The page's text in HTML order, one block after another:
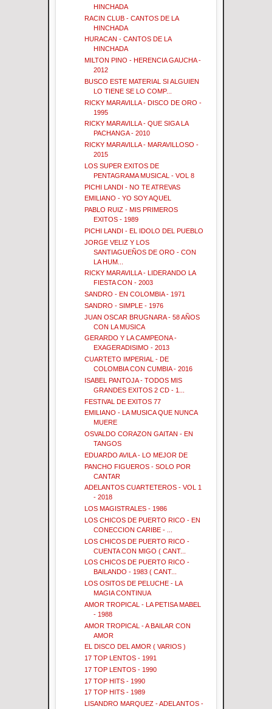
HINCHADA
RACIN CLUB - CANTOS DE LA
HINCHADA
HURACAN - CANTOS DE LA
HINCHADA
MILTON PINO - HERENCIA GAUCHA -
2012
BUSCO ESTE MATERIAL SI ALGUIEN
LO TIENE SE LO COMP...
RICKY MARAVILLA - DISCO DE ORO -
1995
RICKY MARAVILLA - QUE SIGA LA
PACHANGA - 2010
RICKY MARAVILLA - MARAVILLOSO -
2015
LOS SUPER EXITOS DE
PENTAGRAMA MUSICAL - VOL 8
PICHI LANDI - NO TE ATREVAS
EMILIANO - YO SOY AQUEL
PABLO RUIZ - MIS PRIMEROS
EXITOS - 1989
PICHI LANDI - EL IDOLO DEL PUEBLO
JORGE VELIZ Y LOS
SANTIAGUEÑOS DE ORO - CON
LA HUM...
RICKY MARAVILLA - LIDERANDO LA
FIESTA CON - 2003
SANDRO - EN COLOMBIA - 1971
SANDRO - SIMPLE - 1976
JUAN OSCAR BRUGNARA - 58 AÑOS
CON LA MUSICA
GERARDO Y LA CAMPEONA -
EXAGERADISIMO - 2013
CUARTETO IMPERIAL - DE
COLOMBIA CON CUMBIA - 2016
ISABEL PANTOJA - TODOS MIS
GRANDES EXITOS 2 CD - 1...
FESTIVAL DE EXITOS 77
EMILIANO - LA MUSICA QUE NUNCA
MUERE
OSVALDO CORAZON GAITAN - EN
TANGOS
EDUARDO AVILA - LO MEJOR DE
PANCHO FIGUEROS - SOLO POR
CANTAR
ADELANTOS CUARTETEROS - VOL 1
- 2018
LOS MAGISTRALES - 1986
LOS CHICOS DE PUERTO RICO - EN
CONECCION CARIBE - ...
LOS CHICOS DE PUERTO RICO -
CUENTA CON MIGO ( CANT...
LOS CHICOS DE PUERTO RICO -
BAILANDO - 1983 ( CANT...
LOS OSITOS DE PELUCHE - LA
MAGIA CONTINUA
AMOR TROPICAL - LA PETISA MABEL
- 1988
AMOR TROPICAL - A BAILAR CON
AMOR
EL DISCO DEL AMOR ( VARIOS )
17 TOP LENTOS - 1991
17 TOP LENTOS - 1990
17 TOP HITS - 1990
17 TOP HITS - 1989
LISANDRO MARQUEZ - ADELANTOS -